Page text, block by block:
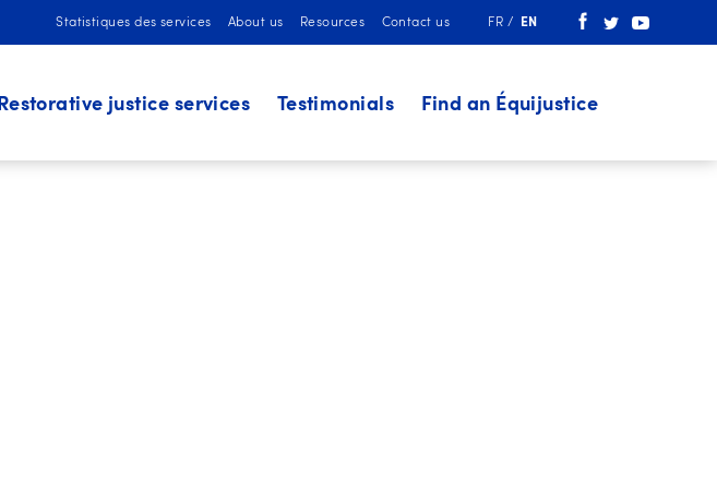
Statistiques des services About us Resources Contact us FR EN
Restorative justice services Testimonials Find an Équijustice